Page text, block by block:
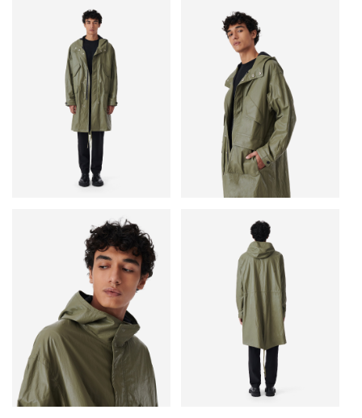
• Парка с капюшоном
• Затягивающийся шнурок на талии и по низу
• Регулируемые манжеты
• Застежка на молнию и кнопки
• Карманы с клапанами на груди
• Накладные карманы с клапанами внизу
• Основные материалы: 70% вискоза, 14% полиэстер, 10% хлопок,
6% металлик
• Сделано в Венгрии